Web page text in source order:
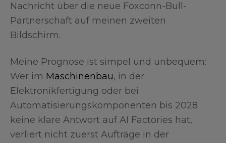
Nachricht über die neue Foxconn-Bull-
Partnerschaft auf meinen zweiten
Bildschirm.
Meine Prognose ist simpel und unbequem:
Wer im Maschinenbau, in der
Elektronikfertigung oder bei
Automatisierungskomponenten bis 2028
keine klare Antwort auf AI Factories hat,
verliert nicht zuerst Aufträge in der